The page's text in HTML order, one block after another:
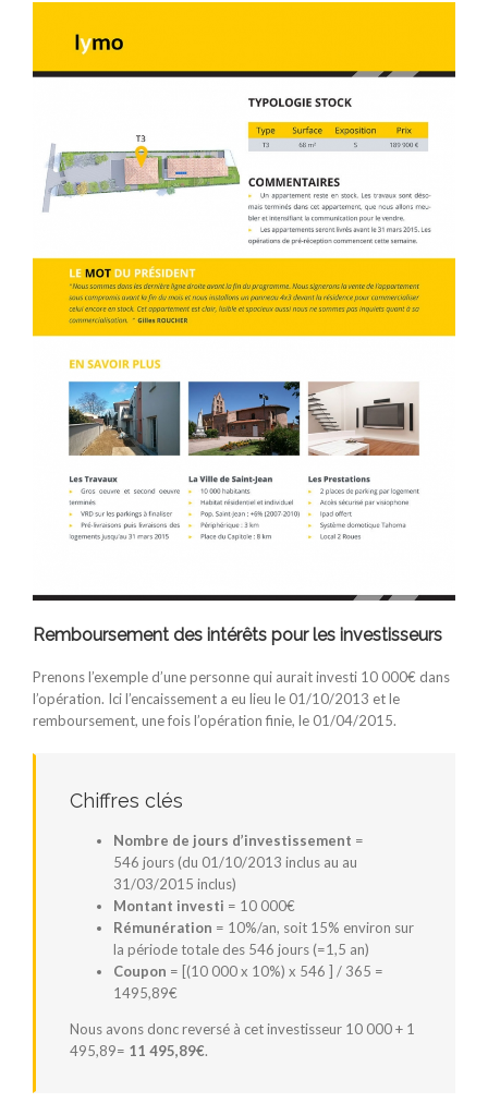
Remboursement des intérêts pour les investisseurs
Prenons l’exemple d’une personne qui aurait investi 10 000€ dans
l’opération. Ici l’encaissement a eu lieu le 01/10/2013 et le
remboursement, une fois l’opération finie, le 01/04/2015.
Chiffres clés
Nombre de jours d’investissement =
546 jours (du 01/10/2013 inclus au au
31/03/2015 inclus)
Montant investi = 10 000€
Rémunération = 10%/an, soit 15% environ sur
la période totale des 546 jours (=1,5 an)
Coupon = [(10 000 x 10%) x 546 ] / 365 =
1495,89€
Nous avons donc reversé à cet investisseur 10 000 + 1
495,89= 11 495,89€.